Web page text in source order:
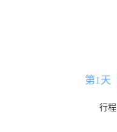
第1天
行程